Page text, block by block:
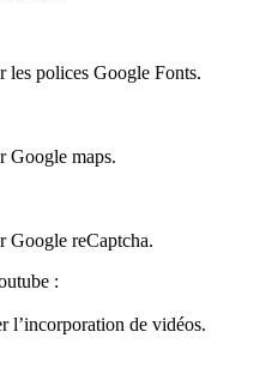
les polices Google Fonts.
Google maps.
Google reCaptcha.
:
l’incorporation de vidéos.